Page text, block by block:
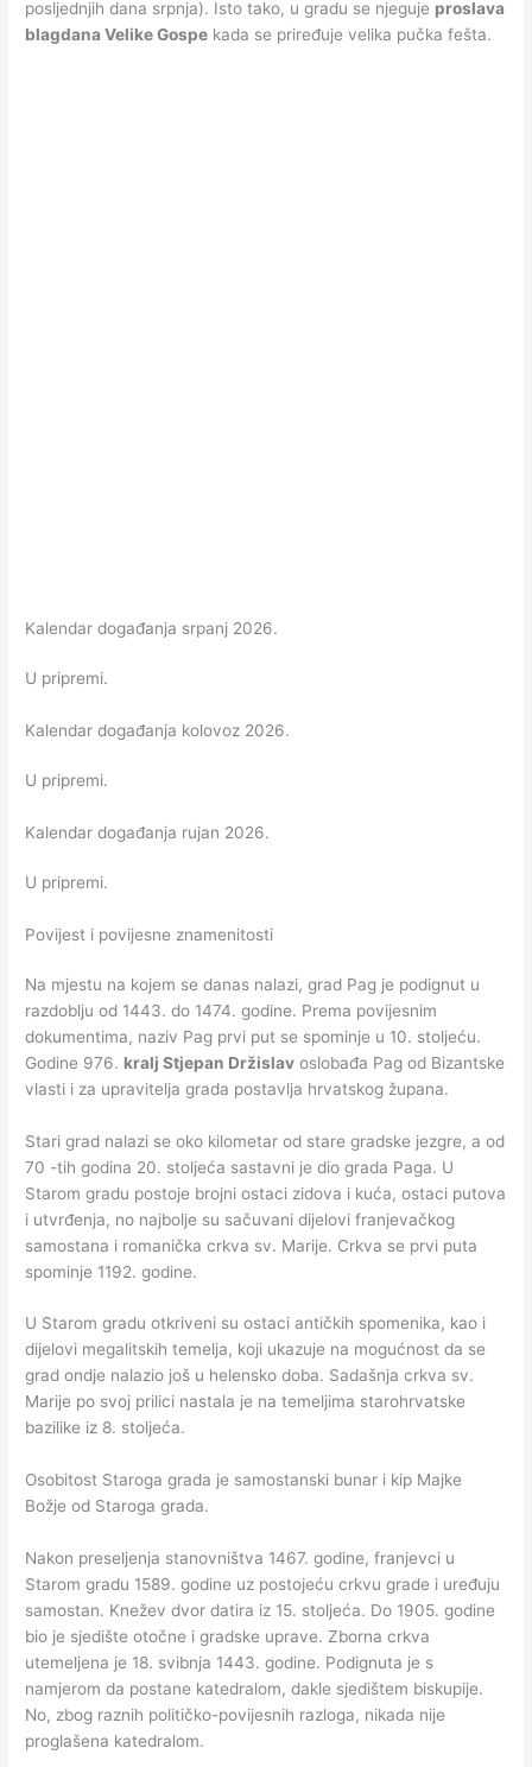
posljednjih dana srpnja). Isto tako, u gradu se njeguje proslava
blagdana Velike Gospe kada se priređuje velika pučka fešta.
Kalendar događanja srpanj 2026.
U pripremi.
Kalendar događanja kolovoz 2026.
U pripremi.
Kalendar događanja rujan 2026.
U pripremi.
Povijest i povijesne znamenitosti
Na mjestu na kojem se danas nalazi, grad Pag je podignut u
razdoblju od 1443. do 1474. godine. Prema povijesnim
dokumentima, naziv Pag prvi put se spominje u 10. stoljeću.
Godine 976. kralj Stjepan Držislav oslobađa Pag od Bizantske
vlasti i za upravitelja grada postavlja hrvatskog župana.
Stari grad nalazi se oko kilometar od stare gradske jezgre, a od
70 -tih godina 20. stoljeća sastavni je dio grada Paga. U
Starom gradu postoje brojni ostaci zidova i kuća, ostaci putova
i utvrđenja, no najbolje su sačuvani dijelovi franjevačkog
samostana i romanička crkva sv. Marije. Crkva se prvi puta
spominje 1192. godine.
U Starom gradu otkriveni su ostaci antičkih spomenika, kao i
dijelovi megalitskih temelja, koji ukazuje na mogućnost da se
grad ondje nalazio još u helensko doba. Sadašnja crkva sv.
Marije po svoj prilici nastala je na temeljima starohrvatske
bazilike iz 8. stoljeća.
Osobitost Staroga grada je samostanski bunar i kip Majke
Božje od Staroga grada.
Nakon preseljenja stanovništva 1467. godine, franjevci u
Starom gradu 1589. godine uz postojeću crkvu grade i uređuju
samostan. Knežev dvor datira iz 15. stoljeća. Do 1905. godine
bio je sjedište otočne i gradske uprave. Zborna crkva
utemeljena je 18. svibnja 1443. godine. Podignuta je s
namjerom da postane katedralom, dakle sjedištem biskupije.
No, zbog raznih političko-povijesnih razloga, nikada nije
proglašena katedralom.